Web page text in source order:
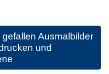
Ausmalbilder
und